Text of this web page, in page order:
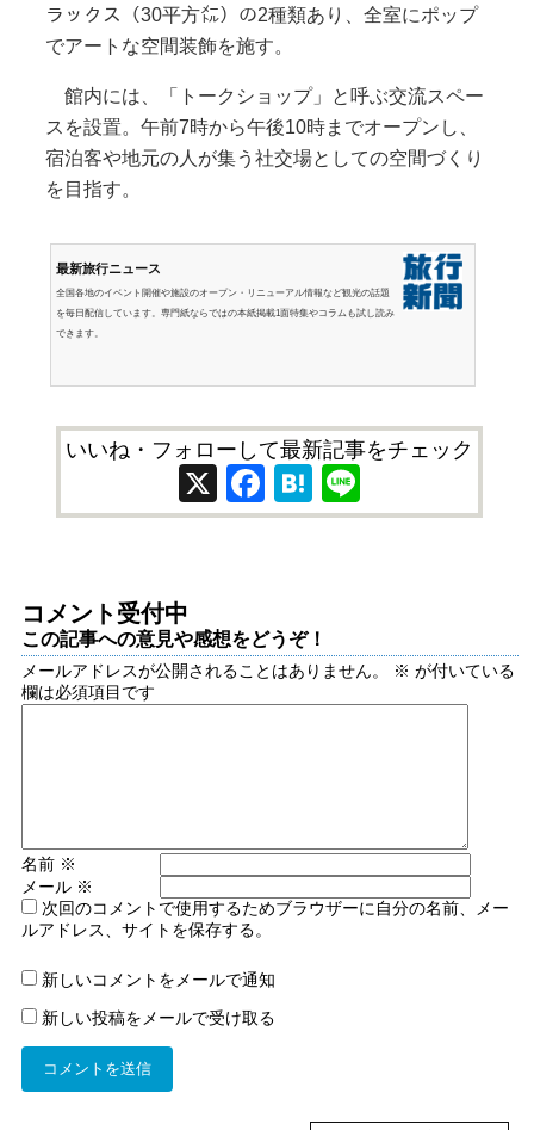
ラックス（30平方㍍）の2種類あり、全室にポップ
でアートな空間装飾を施す。
館内には、「トークショップ」と呼ぶ交流スペー
スを設置。午前7時から午後10時までオープンし、
宿泊客や地元の人が集う社交場としての空間づくり
を目指す。
最新旅行ニュース
全国各地のイベント開催や施設のオープン・リニューアル情報など観光の話題
を毎日配信しています。専門紙ならではの本紙掲載1面特集やコラムも試し読み
できます。
いいね・フォローして最新記事をチェック
X Facebook
Hatena
コメント受付中
この記事への意見や感想をどうぞ！
メールアドレスが公開されることはありません。 ※ が付いている
欄は必須項目です
名前 ※
メール ※
次回のコメントで使用するためブラウザーに自分の名前、メー
ルアドレス、サイトを保存する。
新しいコメントをメールで通知
新しい投稿をメールで受け取る